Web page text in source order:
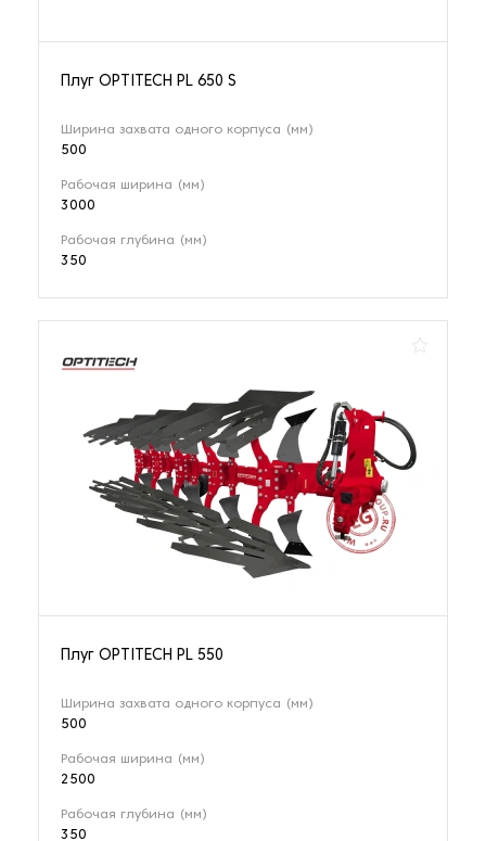
Плуг OPTITECH PL 650 S
Ширина захвата одного корпуса (мм)
500
Рабочая ширина (мм)
3000
Рабочая глубина (мм)
350
Плуг OPTITECH PL 550
Ширина захвата одного корпуса (мм)
500
Рабочая ширина (мм)
2500
Рабочая глубина (мм)
350